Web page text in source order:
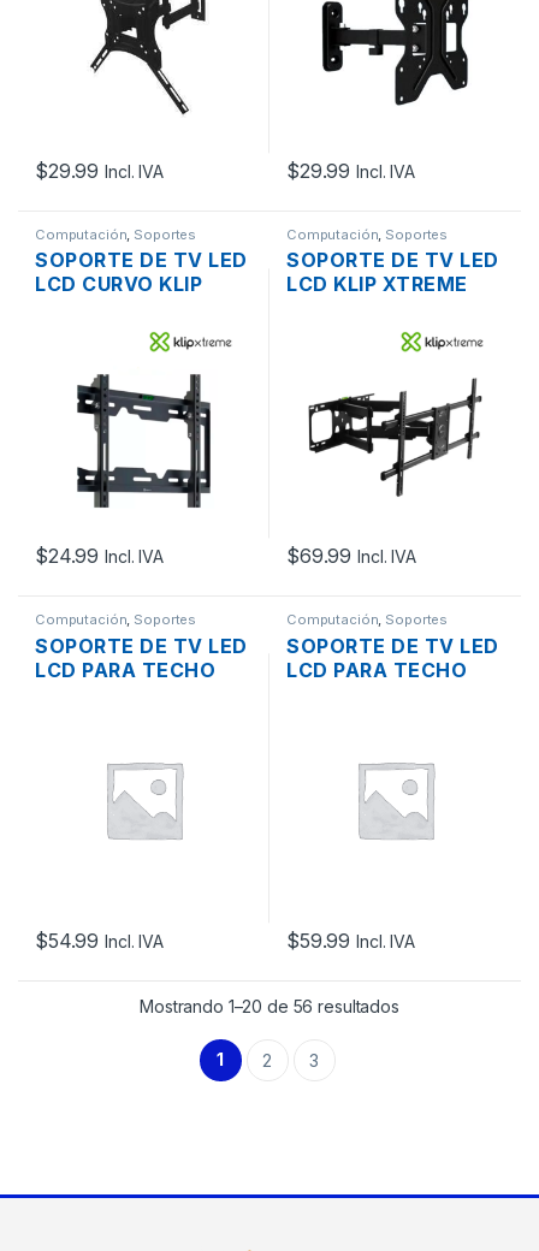
$29.99 Incl. IVA $29.99 Incl. IVA
Computación Soportes
SOPORTE DE TV LED
LCD CURVO KLIP
32″ – 70″ INCL. 0°
$24.99 Incl. IVA
Computación Soportes
SOPORTE DE TV LED
LCD KLIP XTREME
INCL. +5º -15º GIRT.
120º NIVEL -3° +3°
$69.99 Incl. IVA
Computación Soportes
SOPORTE DE TV LED
LCD PARA TECHO
$54.99 Incl. IVA
Computación Soportes
SOPORTE DE TV LED
LCD PARA TECHO
$59.99 Incl. IVA
Mostrando 1–20 de 56 resultados
1 2 3